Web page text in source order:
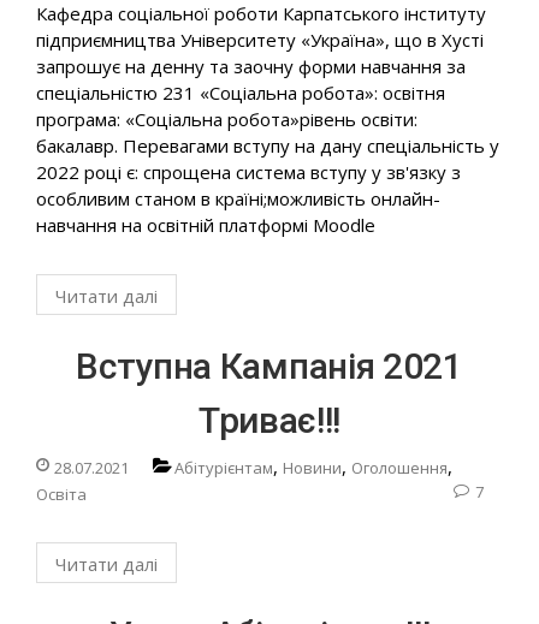
Кафедра соціальної роботи Карпатського інституту
підприємництва Університету «Україна», що в Хусті
запрошує на денну та заочну форми навчання за
спеціальністю 231 «Соціальна робота»: освітня
програма: «Соціальна робота»рівень освіти:
бакалавр. Перевагами вступу на дану спеціальність у
2022 році є: спрощена система вступу у зв'язку з
особливим станом в країні;можливість онлайн-
навчання на освітній платформі Moodle
Читати далі
Вступна Кампанія 2021
Триває!!!
28.07.2021 Абітурієнтам, Новини, Оголошення,
Освіта 7
Читати далі